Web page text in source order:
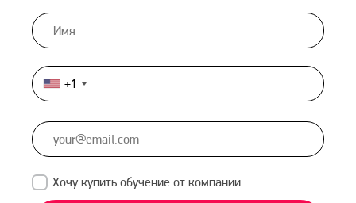
United
States
+1
+1
Хочу купить обучение от компании